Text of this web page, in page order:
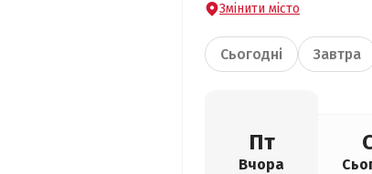
Змінити місто
Сьогодні Завтра
Пт
Вчора